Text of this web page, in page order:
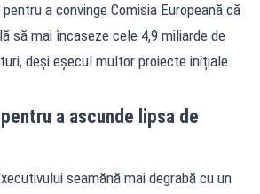
a convinge Comisia Europeană că
să mai încaseze cele 4,9 miliarde de
deși eșecul multor proiecte inițiale
a ascunde lipsa de
seamănă mai degrabă cu un